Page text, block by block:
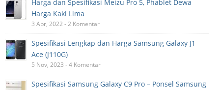
Harga dan Spesifikasi Meizu Pro 5, Phablet Dewa
Harga Kaki Lima
3 Apr, 2022 - 2 Komentar
Spesifikasi Lengkap dan Harga Samsung Galaxy J1
Ace (J110G)
5 Nov, 2023 - 4 Komentar
Spesifikasi Samsung Galaxy C9 Pro – Ponsel Samsung